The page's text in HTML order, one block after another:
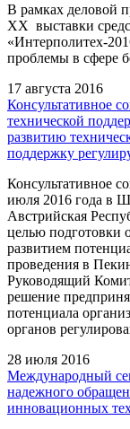
В рамках деловой
XX выставки
«Интерполитех-
проблемы в сфере
17 августа 2016
Консультативное
технической
развитию
поддержку
Консультативное
июля 2016 года в
Австрийская
целью подготовки
развитием
проведения в
Руководящий
решение
потенциала
органов
28 июля 2016
Международный
надежного
инновационных